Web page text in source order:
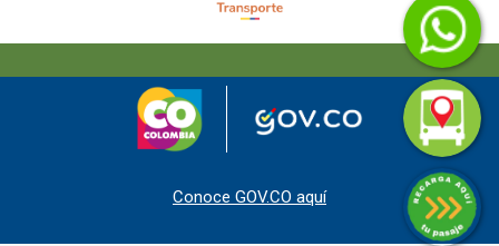
Conoce GOV.CO aquí